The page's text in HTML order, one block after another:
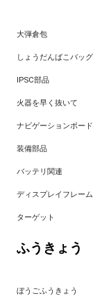
大弾倉包
しょうだんばこバッグ
IPSC部品
火器を早く抜いて
ナビゲーションボード
装備部品
バッテリ関連
ディスプレイフレーム
ターゲット
ふうきょう
ぼうごふうきょう